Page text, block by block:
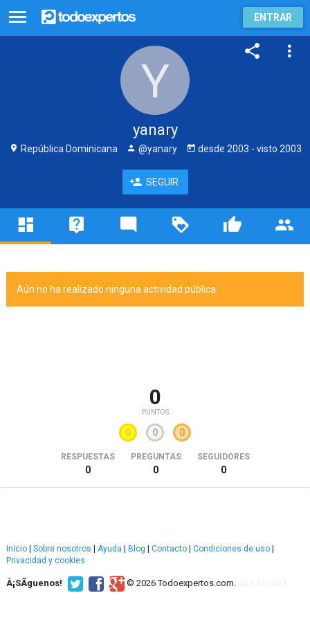
ENTRAR
yanary
República Dominicana @yanary desde 2003 - visto 2003
SEGUIR
Aún no ha realizado ninguna actividad pública.
0
PUNTOS
0 0 0
RESPUESTAS
0
PREGUNTAS
0
SEGUIDORES
0
Inicio Sobre nosotros Ayuda Blog Contacto Condiciones de uso
Privacidad y cookies
Â¡SÃ­guenos! © 2026 Todoexpertos.com.